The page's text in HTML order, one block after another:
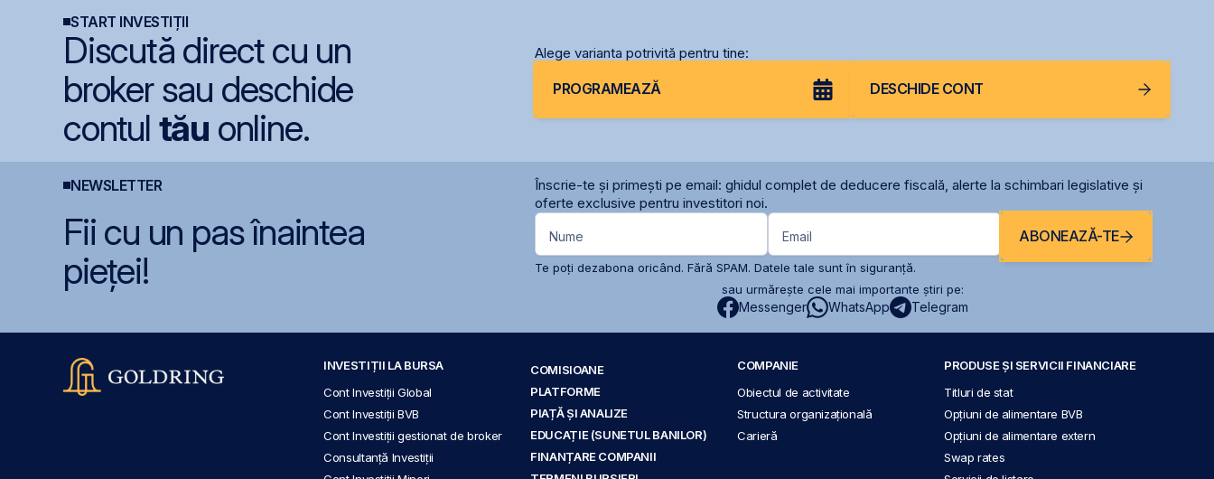
START INVESTIȚII
Discută direct cu un
broker sau deschide
contul tău online.
Alege varianta potrivită pentru tine:
PROGRAMEAZĂ DESCHIDE CONT
NEWSLETTER
Înscrie-te și primești pe email: ghidul complet de deducere fiscală, alerte la schimbari legislative și
oferte exclusive pentru investitori noi.
Fii cu un pas înaintea
pieței!
Nume Email ABONEAZĂ-TE
Te poți dezabona oricând. Fără SPAM. Datele tale sunt în siguranță.
sau urmărește cele mai importante știri pe:
Messenger WhatsApp Telegram
INVESTIȚII LA BURSA
Cont Investiții Global
Cont Investiții BVB
Cont Investiții gestionat de broker
Consultanță Investiții
COMISIOANE
PLATFORME
PIAȚĂ ȘI ANALIZE
EDUCAȚIE (SUNETUL BANILOR)
FINANȚARE COMPANII
COMPANIE
Obiectul de activitate
Structura organizațională
Carieră
PRODUSE ȘI SERVICII FINANCIARE
Titluri de stat
Opțiuni de alimentare BVB
Opțiuni de alimentare extern
Swap rates